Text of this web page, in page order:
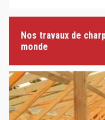
Nos travaux de
monde